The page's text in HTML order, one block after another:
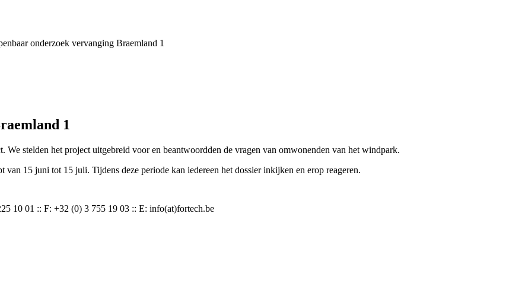
onderzoek vervanging Braemland 1
1
stelden het project uitgebreid voor en beantwoordden de vragen van omwonenden van het windpark.
15 juni tot 15 juli. Tijdens deze periode kan iedereen het dossier inkijken en erop reageren.
10 01 :: F: +32 (0) 3 755 19 03 :: E: info(at)fortech.be